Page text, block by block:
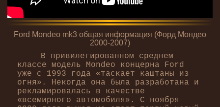
Ford Mondeo mk3 общая информация (Форд Мондео
2000-2007)
В привилегированном среднем
классе модель Mondeo концерна Ford
уже с 1993 года «таскает каштаны из
огня». Некогда она была разработана и
рекламировалась в качестве
«всемирного автомобиля». С ноября